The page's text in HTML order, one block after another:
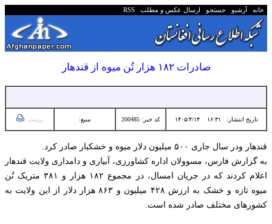
خانه آرشیو جستجو ارسال عکس و مطلب RSS
صادرات ۱۸۲ هزار تُن میوه از قندهار
تاریخ انتشار: ۱۶:۳۱ ۱۴۰۵/۴/۱۴ کد خبر: 200485 منبع: پرینت
قندهار ودر سال جاری ۵۰۰ میلیون دلار میوه و خشکبار صادر کرد‌.
به گزارش فارس، مسوولان اداره کشاورزی، آبیاری و دامداری ولایت قندهار
اعلام کردند که در جریان امسال، در مجموع ۱۸۲ هزار و ۳۸۱ متریک تُن
میوه تازه و خشک به ارزش ۴۲۸ میلیون و ۸۶۳ هزار دلار از این ولایت به
کشورهای مختلف صادر شده است.